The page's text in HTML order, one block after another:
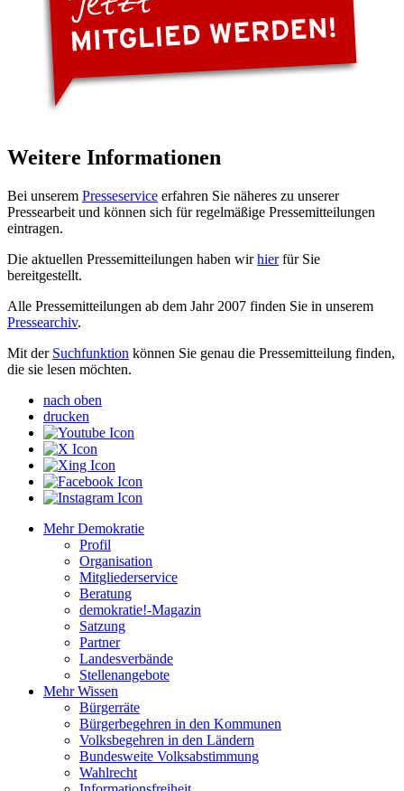
Weitere Informationen
Bei unserem Presseservice erfahren Sie näheres zu unserer
Pressearbeit und können sich für regelmäßige Pressemitteilungen
eintragen.
Die aktuellen Pressemitteilungen haben wirhierfür Sie
bereitgestellt.
Alle Pressemitteilungen ab dem Jahr 2007 finden Sie in unserem
Pressearchiv.
Mit der Suchfunktion können Sie genau die Pressemitteilung finden,
die sie lesen möchten.
nach oben
drucken
Mehr Demokratie
Profil
Organisation
Mitgliederservice
Beratung
demokratie!-Magazin
Satzung
Partner
Landesverbände
Stellenangebote
Mehr Wissen
Bürgerräte
Bürgerbegehren in den Kommunen
Volksbegehren in den Ländern
Bundesweite Volksabstimmung
Wahlrecht